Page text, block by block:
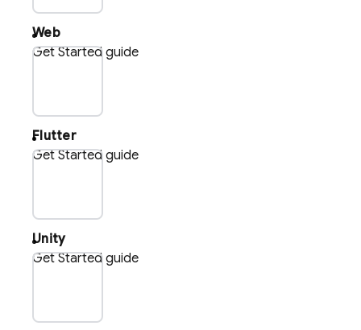
Web
Get Started guide
Flutter
Get Started guide
Unity
Get Started guide